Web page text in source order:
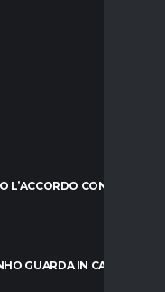
L’ACCORDO CON LO
GUARDA IN CASA